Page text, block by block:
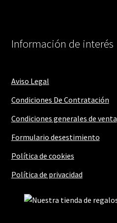
Información de interés
Aviso Legal
Condiciones De Contratación
Condiciones generales de venta
Formulario desestimiento
Política de cookies
Política de privacidad